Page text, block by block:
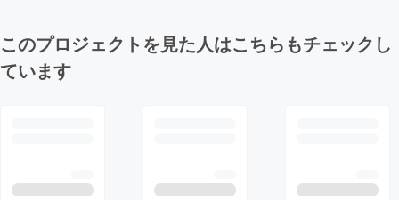
このプロジェクトを見た人はこちらもチェックし
ています